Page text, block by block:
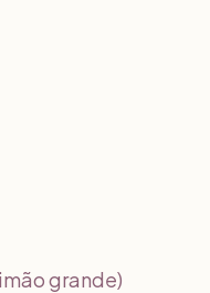
grande)